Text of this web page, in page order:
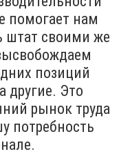
помогает нам
штат своими же
позиций
другие. Это
рынок труда
потребность